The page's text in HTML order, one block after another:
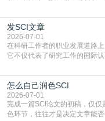
能领到补贴首选‌京东APP‌搜索
4949】等，口令会随活动更新
复制粘贴【8$FKFGgJq
发SCI文章
2026-07-01
在科研工作者的职业发展道路
它不仅代表了研究工作的国际
战与困惑。从选题立意到投稿
篇AEIC学术交流中心小编就为
一步发表SCI文章，首要解决的
怎么自己润色SCI
2026-07-01
完成一篇SCI论文的初稿，仅
色环节，往往才是决定文章能